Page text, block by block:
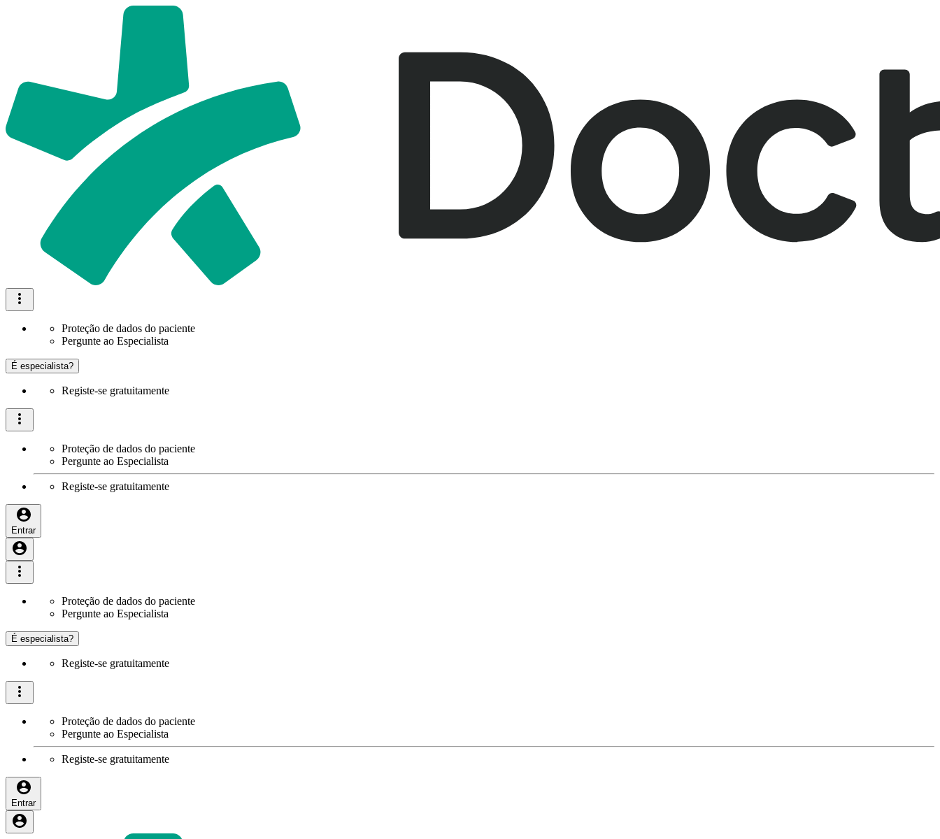
Proteção de dados do paciente
Pergunte ao Especialista
É especialista?
Registe-se gratuitamente
Proteção de dados do paciente
Pergunte ao Especialista
Registe-se gratuitamente
Entrar
Proteção de dados do paciente
Pergunte ao Especialista
É especialista?
Registe-se gratuitamente
Proteção de dados do paciente
Pergunte ao Especialista
Registe-se gratuitamente
Entrar